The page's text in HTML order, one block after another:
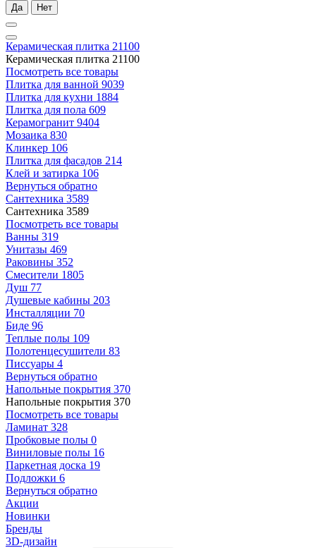
Да Нет
Керамическая плитка 21100
Керамическая плитка 21100
Посмотреть все товары
Плитка для ванной 9039
Плитка для кухни 1884
Плитка для пола 609
Керамогранит 9404
Мозаика 830
Клинкер 106
Плитка для фасадов 214
Клей и затирка 106
Вернуться обратно
Сантехника 3589
Сантехника 3589
Посмотреть все товары
Ванны 319
Унитазы 469
Раковины 352
Смесители 1805
Душ 77
Душевые кабины 203
Инсталляции 70
Биде 96
Теплые полы 109
Полотенцесушители 83
Писсуары 4
Вернуться обратно
Напольные покрытия 370
Напольные покрытия 370
Посмотреть все товары
Ламинат 328
Пробковые полы 0
Виниловые полы 16
Паркетная доска 19
Подложки 6
Вернуться обратно
Акции
Новинки
Бренды
3D-дизайн